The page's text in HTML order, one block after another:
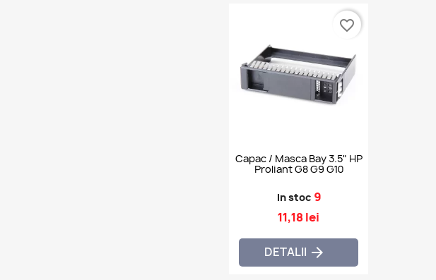
Capac / Masca Bay 3.5" HP
Proliant G8 G9 G10
In stoc 9
11,18 lei
DETALII 
favorite_border